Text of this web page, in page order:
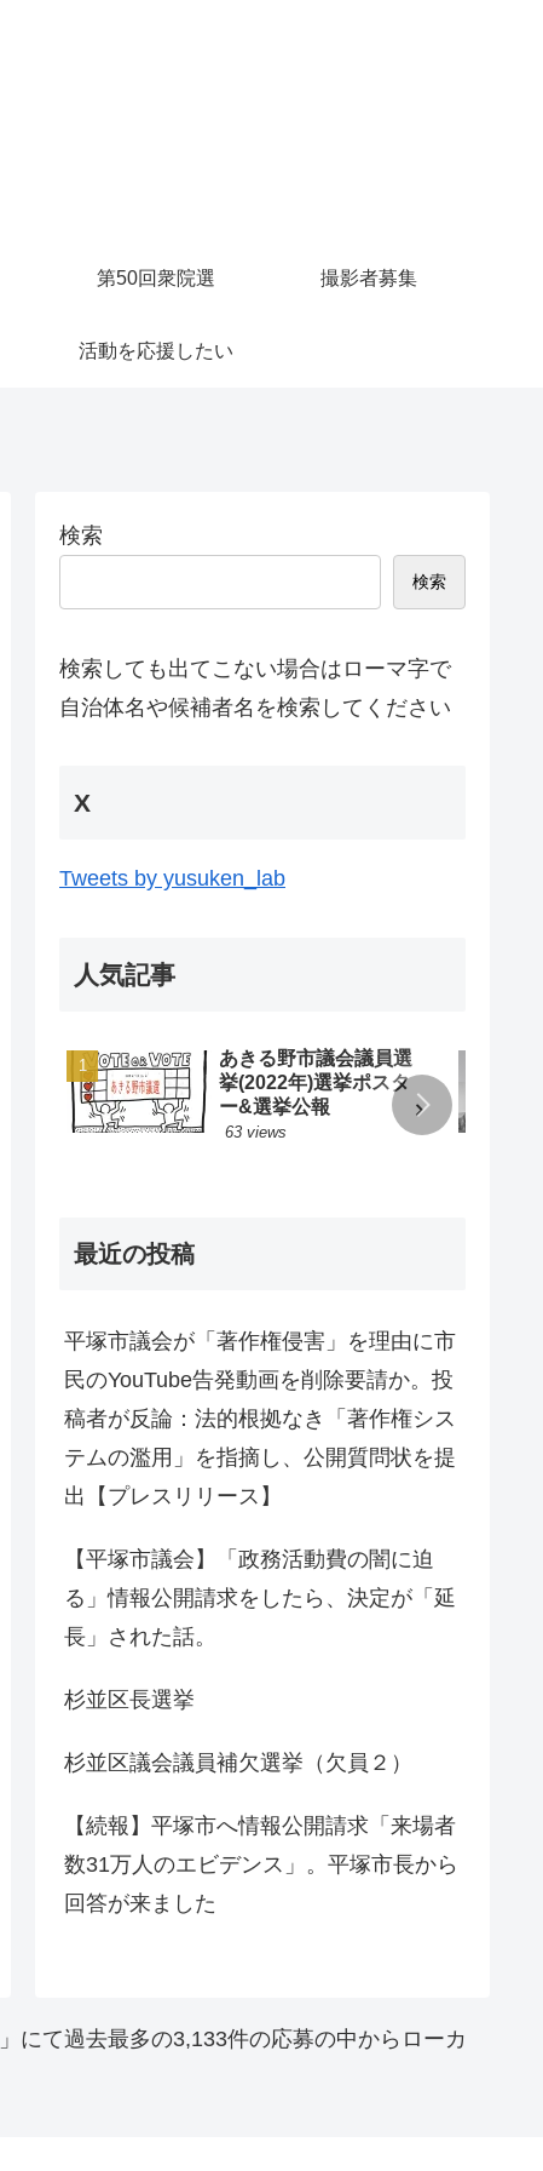
第50回衆院選 撮影者募集
活動を応援したい
検索
検索
検索しても出てこない場合はローマ字で
自治体名や候補者名を検索してください
X
Tweets by yusuken_lab
人気記事
あきる野市議会議員選
挙(2022年)選挙ポスタ
ー&選挙公報
63 views
最近の投稿
平塚市議会が「著作権侵害」を理由に市
民のYouTube告発動画を削除要請か。投
稿者が反論：法的根拠なき「著作権シス
テムの濫用」を指摘し、公開質問状を提
出【プレスリリース】
【平塚市議会】「政務活動費の闇に迫
る」情報公開請求をしたら、決定が「延
長」された話。
杉並区長選挙
杉並区議会議員補欠選挙（欠員２）
【続報】平塚市へ情報公開請求「来場者
数31万人のエビデンス」。平塚市長から
回答が来ました
」にて過去最多の3,133件の応募の中からローカ